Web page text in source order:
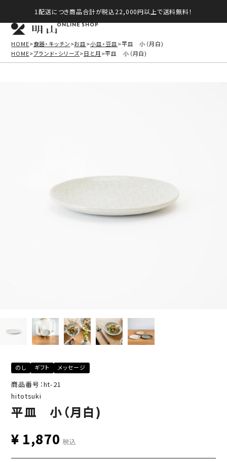
1配送につき商品合計が税込22,000円以上で送料無料！
ONLINE SHOP
HOME 食器・キッチン お皿 小皿・豆皿
平皿 小（月白)
HOME ブランド・シリーズ 日と月 平皿 小（月白)
のし ギフト メッセージ
商品番号：ht-21
hitotsuki
平皿 小（月白)
¥ 1,870 税込